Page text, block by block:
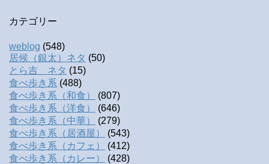
カテゴリー
weblog (548)
居候（銀太）ネタ (50)
とら吉 ネタ (15)
食べ歩き系 (488)
食べ歩き系（和食）
(807)
食べ歩き系（洋食）
(646)
食べ歩き系（中華）
(279)
食べ歩き系（居酒屋）
(543)
食べ歩き系（カフェ）
(412)
食べ歩き系（カレー）
(428)